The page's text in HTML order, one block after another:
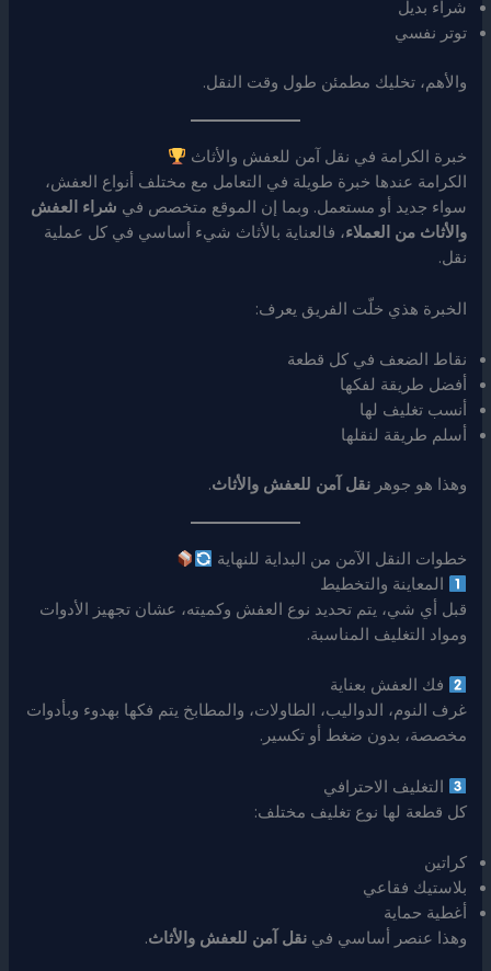
شراء بديل
توتر نفسي
والأهم، تخليك مطمئن طول وقت النقل.
خبرة الكرامة في نقل آمن للعفش والأثاث
الكرامة عندها خبرة طويلة في التعامل مع مختلف أنواع العفش،
سواء جديد أو مستعمل. وبما إن الموقع متخصص في شراء العفش
والأثاث من العملاء، فالعناية بالأثاث شيء أساسي في كل عملية
نقل.
الخبرة هذي خلّت الفريق يعرف:
نقاط الضعف في كل قطعة
أفضل طريقة لفكها
أنسب تغليف لها
أسلم طريقة لنقلها
وهذا هو جوهرنقل آمن للعفش والأثاث.
خطوات النقل الآمن من البداية للنهاية
المعاينة والتخطيط
قبل أي شي، يتم تحديد نوع العفش وكميته، عشان تجهيز الأدوات
ومواد التغليف المناسبة.
فك العفش بعناية
غرف النوم، الدواليب، الطاولات، والمطابخ يتم فكها بهدوء وبأدوات
مخصصة، بدون ضغط أو تكسير.
التغليف الاحترافي
كل قطعة لها نوع تغليف مختلف:
كراتين
بلاستيك فقاعي
أغطية حماية
وهذا عنصر أساسي فينقل آمن للعفش والأثاث.